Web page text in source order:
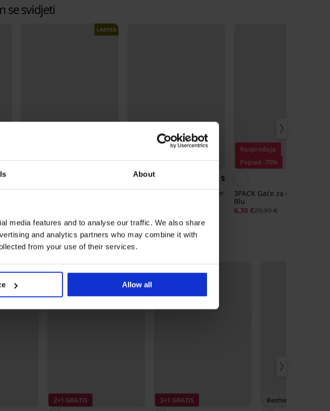
About
media features and to analyse our traffic. We also share
and analytics partners who may combine it with
from your use of their services.
Allow all
se svidjeti
Popust -70%
LIMITED
2+1 GRATIS
5
Čarape od bambusa Bomber
Rasprodaja
Popust -70%
3PACK Gaće za dječake
Blu
6,30 €20,99 €
komade
2+1 GRATIS 2+1 GRATIS Bestseller